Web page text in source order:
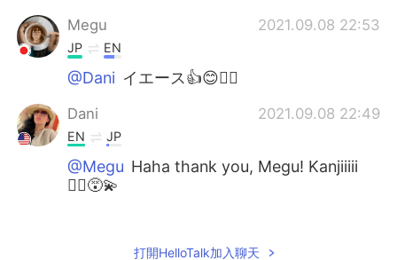
Megu 2021.09.08 22:53
JP EN
@Dani イエース👍😊🙆‍♀️
Dani 2021.09.08 22:49
EN JP
@Megu Haha thank you, Megu! Kanjiiiii
🧟‍♀️😵‍💫
打開HelloTalk加入聊天